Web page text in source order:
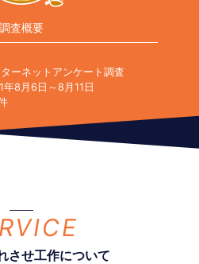
調査概要
ターネットアンケート調査
年8月6日～8月11日
させ工作について